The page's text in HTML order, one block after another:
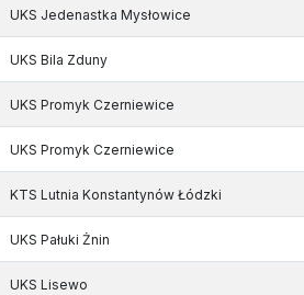
UKS Jedenastka Mysłowice
UKS Bila Zduny
UKS Promyk Czerniewice
UKS Promyk Czerniewice
KTS Lutnia Konstantynów Łódzki
UKS Pałuki Żnin
UKS Lisewo